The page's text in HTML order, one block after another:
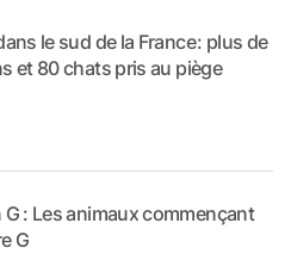
le sud de la France : plus de
et 80 chats pris au piège
G : Les animaux commençant
G